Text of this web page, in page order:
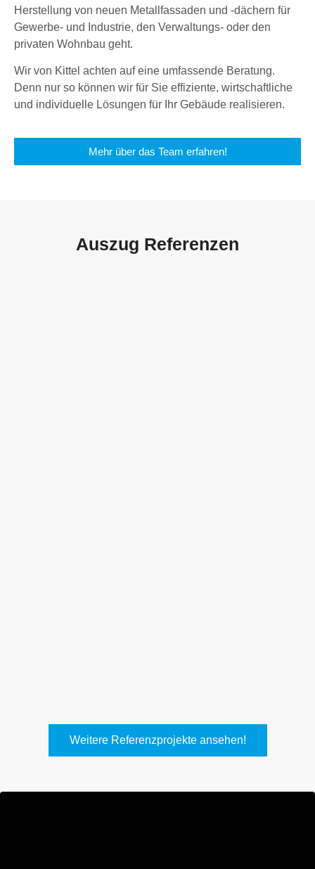
Herstellung von neuen Metallfassaden und -dächern für
Gewerbe- und Industrie, den Verwaltungs- oder den
privaten Wohnbau geht.
Wir von Kittel achten auf eine umfassende Beratung.
Denn nur so können wir für Sie effiziente, wirtschaftliche
und individuelle Lösungen für Ihr Gebäude realisieren.
Mehr über das Team erfahren!
Auszug Referenzen
Weitere Referenzprojekte ansehen!